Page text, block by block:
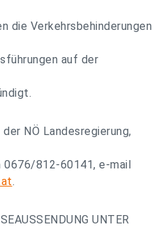
die Verkehrsbehinderungen
auf der
NÖ Landesregierung,
0676/812-60141, e-mail
.
UNTER